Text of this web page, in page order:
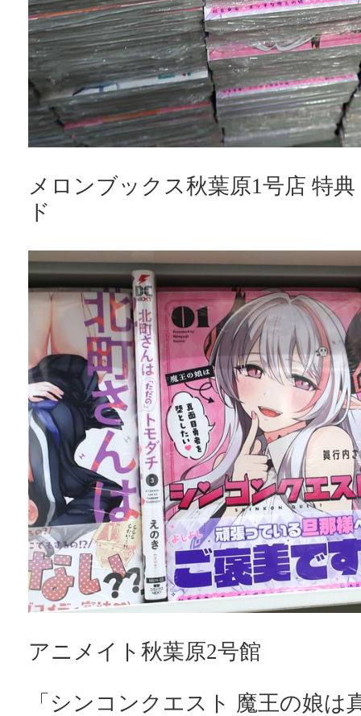
メロンブックス秋葉原1号店 特
ド
アニメイト秋葉原2号館
「シンコンクエスト 魔王の娘は